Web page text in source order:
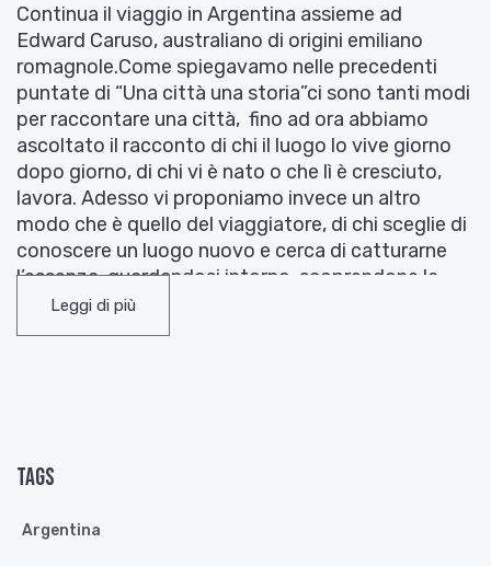
Continua il viaggio in Argentina assieme ad
Edward Caruso, australiano di origini emiliano
romagnole.Come spiegavamo nelle precedenti
puntate di “Una città una storia”ci sono tanti modi
per raccontare una città, fino ad ora abbiamo
ascoltato il racconto di chi il luogo lo vive giorno
dopo giorno, di chi vi è nato o che lì è cresciuto,
lavora. Adesso vi proponiamo invece un altro
modo che è quello del viaggiatore, di chi sceglie di
conoscere un luogo nuovo e cerca di catturarne
l’essenza, guardandosi intorno, scoprendone la
realtà passo dopo passo. Il diario di viaggio del
nostro Edward Caruso, emiliano romagnolo
giorno Dopo un lungo percorso in corriera, ecco
Cordoba, dopo tanti anni di speranze che un
Leggi di più
Tags
Argentina